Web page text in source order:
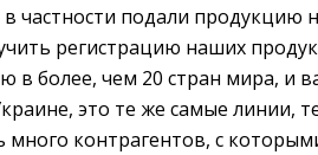
в частности подали
регистрацию наших
в более, чем 20 стран мира, и
это те же самые линии,
много контрагентов, с